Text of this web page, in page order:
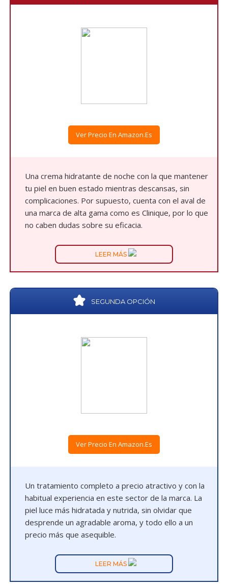
Ver Precio En Amazon.es
Una crema hidratante de noche con la que mantener
tu piel en buen estado mientras descansas, sin
complicaciones. Por supuesto, cuenta con el aval de
una marca de alta gama como es Clinique, por lo que
no caben dudas sobre su eficacia.
LEER MÁS
SEGUNDA OPCIÓN
Ver Precio En Amazon.es
Un tratamiento completo a precio atractivo y con la
habitual experiencia en este sector de la marca. La
piel luce más hidratada y nutrida, sin olvidar que
desprende un agradable aroma, y todo ello a un
precio más que asequible.
LEER MÁS